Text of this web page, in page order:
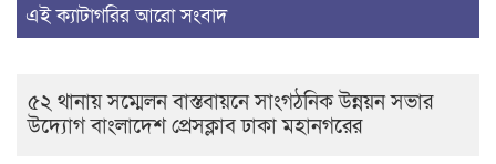
এই ক্যাটাগরির আরো সংবাদ
৫২ থানায় সম্মেলন বাস্তবায়নে সাংগঠনিক উন্নয়ন সভার
উদ্যোগ বাংলাদেশ প্রেসক্লাব ঢাকা মহানগরের